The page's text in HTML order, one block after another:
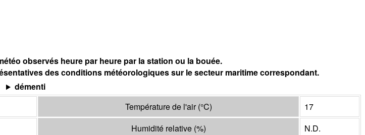
observés heure par heure par la station ou la bouée.
des conditions météorologiques sur le secteur maritime correspondant.
démenti
Température de l'air(°C)
17
Humidité relative (%)
N.D.